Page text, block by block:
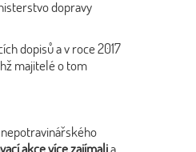
dopravy
dopisů a v roce 2017
majitelé o tom